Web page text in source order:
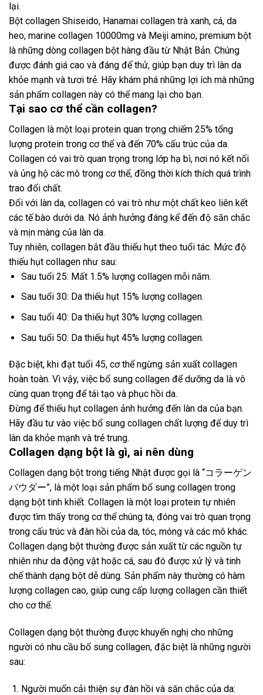
lại.
Bột collagen Shiseido, Hanamai collagen trà xanh, cá, da
heo, marine collagen 10000mg và Meiji amino, premium bột
là những dòng collagen bột hàng đầu từ Nhật Bản. Chúng
được đánh giá cao và đáng để thử, giúp bạn duy trì làn da
khỏe mạnh và tươi trẻ. Hãy khám phá những lợi ích mà những
sản phẩm collagen này có thể mang lại cho bạn.
Tại sao cơ thể cần collagen?
Collagen là một loại protein quan trọng chiếm 25% tổng
lượng protein trong cơ thể và đến 70% cấu trúc của da.
Collagen có vai trò quan trọng trong lớp hạ bì, nơi nó kết nối
và ủng hộ các mô trong cơ thể, đồng thời kích thích quá trình
trao đổi chất.
Đối với làn da, collagen có vai trò như một chất keo liên kết
các tế bào dưới da. Nó ảnh hưởng đáng kể đến độ săn chắc
và mịn màng của làn da.
Tuy nhiên, collagen bắt đầu thiếu hụt theo tuổi tác. Mức độ
thiếu hụt collagen như sau:
Sau tuổi 25: Mất 1.5% lượng collagen mỗi năm.
Sau tuổi 30: Da thiếu hụt 15% lượng collagen.
Sau tuổi 40: Da thiếu hụt 30% lượng collagen.
Sau tuổi 50: Da thiếu hụt 45% lượng collagen.
Đặc biệt, khi đạt tuổi 45, cơ thể ngừng sản xuất collagen
hoàn toàn. Vì vậy, việc bổ sung collagen để dưỡng da là vô
cùng quan trọng để tái tạo và phục hồi da.
Đừng để thiếu hụt collagen ảnh hưởng đến làn da của bạn.
Hãy đầu tư vào việc bổ sung collagen chất lượng để duy trì
làn da khỏe mạnh và trẻ trung.
Collagen dạng bột là gì, ai nên dùng
Collagen dạng bột trong tiếng Nhật được gọi là “コラーゲン
パウダー”, là một loại sản phẩm bổ sung collagen trong
dạng bột tinh khiết. Collagen là một loại protein tự nhiên
được tìm thấy trong cơ thể chúng ta, đóng vai trò quan trọng
trong cấu trúc và đàn hồi của da, tóc, móng và các mô khác.
Collagen dạng bột thường được sản xuất từ các nguồn tự
nhiên như da động vật hoặc cá, sau đó được xử lý và tinh
chế thành dạng bột dễ dùng. Sản phẩm này thường có hàm
lượng collagen cao, giúp cung cấp lượng collagen cần thiết
cho cơ thể.
Collagen dạng bột thường được khuyến nghị cho những
người có nhu cầu bổ sung collagen, đặc biệt là những người
sau:
Người muốn cải thiện sự đàn hồi và săn chắc của da: